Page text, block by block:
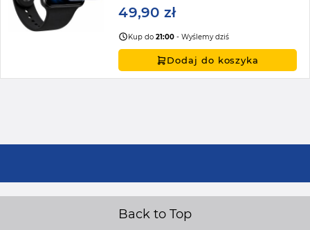
49,90 zł
Kup do21:00 - Wyślemy dziś
Dodaj do koszyka
Back to Top